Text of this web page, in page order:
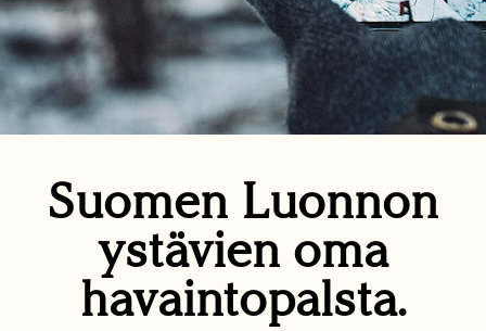
Suomen Luonnon
ystävien oma
havaintopalsta.